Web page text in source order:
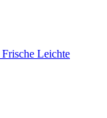
Frische Leichte